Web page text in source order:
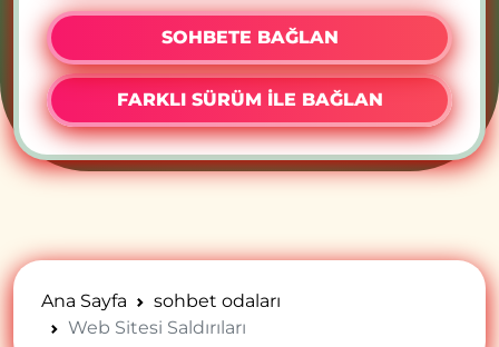
SOHBETE BAĞLAN
FARKLI SÜRÜM İLE BAĞLAN
Ana Sayfa
sohbet odaları
Web Sitesi Saldırıları